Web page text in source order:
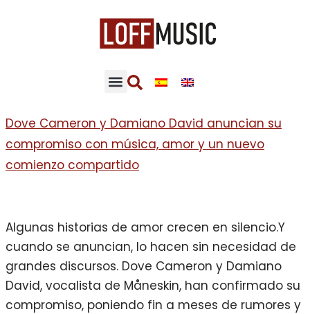
Dove Cameron y Damiano David anuncian su
compromiso con música, amor y un nuevo
comienzo compartido
Algunas historias de amor crecen en silencio.Y
cuando se anuncian, lo hacen sin necesidad de
grandes discursos. Dove Cameron y Damiano
David, vocalista de Måneskin, han confirmado su
compromiso, poniendo fin a meses de rumores y